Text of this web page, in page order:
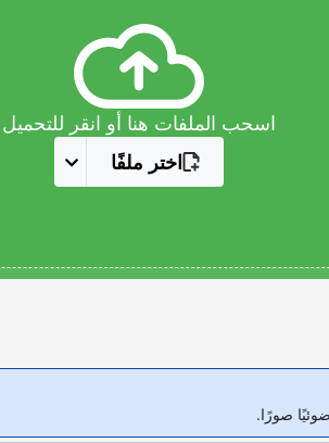
اسحب الملفات هنا أو انقر للتحميل
اختر ملفًا
صورًا.